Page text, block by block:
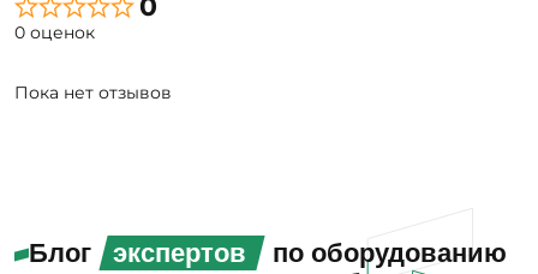
0 оценок
Пока нет отзывов
Блог экспертов
по оборудованию